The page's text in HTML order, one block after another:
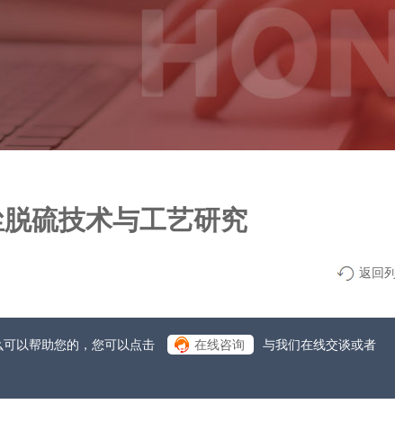
硫技术与工艺研究
返回
以帮助您的，您可以点击 在线咨询
与我们在线交谈或者